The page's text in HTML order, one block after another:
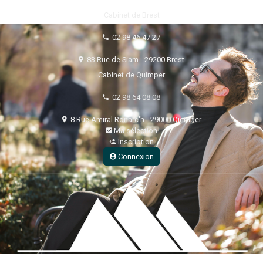
02 98 46 47 27
83 Rue de Siam - 29200 Brest
Cabinet de Quimper
02 98 64 08 08
8 Rue Amiral Ronarc'h - 29000 Quimper
Ma sélection
Inscription
Connexion